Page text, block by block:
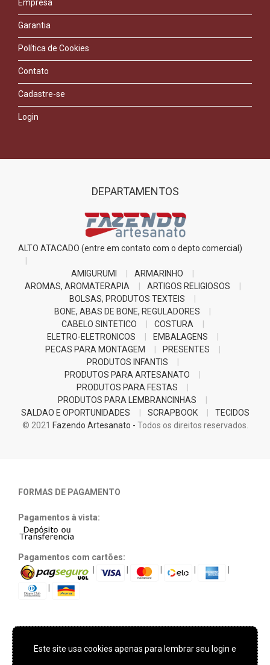
Empresa
Garantia
Política de Cookies
Contato
Cadastre-se
Login
DEPARTAMENTOS
ALTO ATACADO (entre em contato com o depto comercial)
AMIGURUMI
ARMARINHO
AROMAS, AROMATERAPIA
ARTIGOS RELIGIOSOS
BOLSAS, PRODUTOS TEXTEIS
BONE, ABAS DE BONE, REGULADORES
CABELO SINTETICO
COSTURA
ELETRO-ELETRONICOS
EMBALAGENS
PECAS PARA MONTAGEM
PRESENTES
PRODUTOS INFANTIS
PRODUTOS PARA ARTESANATO
PRODUTOS PARA FESTAS
PRODUTOS PARA LEMBRANCINHAS
SALDAO E OPORTUNIDADES
SCRAPBOOK
TECIDOS
© 2021 Fazendo Artesanato - Todos os direitos reservados.
FORMAS DE PAGAMENTO
Pagamentos à vista:
Pagamentos com cartões:
TECNOLOGIA E SEGURANÇA
Este site usa cookies apenas para lembrar seu login e